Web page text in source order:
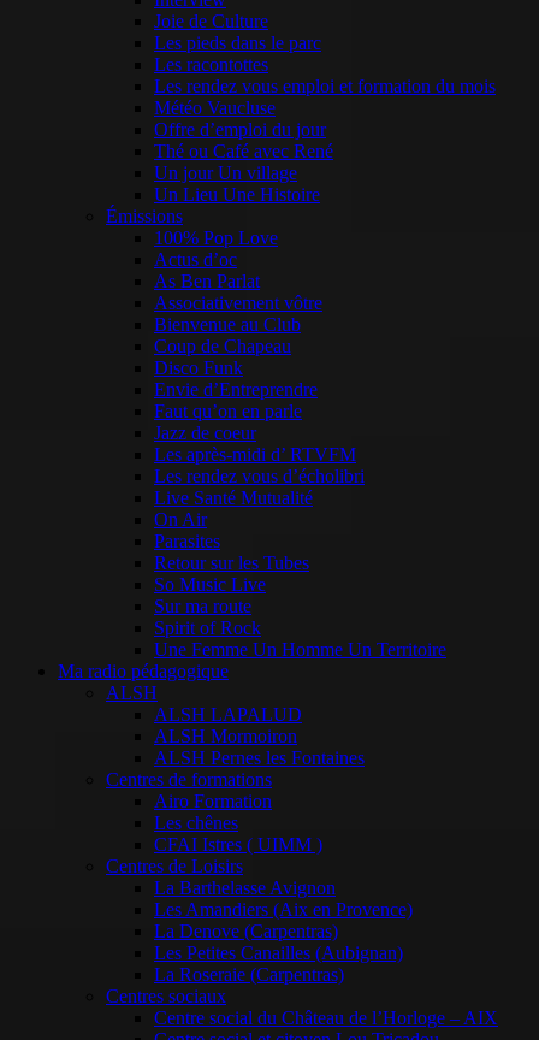
Joie de Culture
Les pieds dans le parc
Les racontottes
Les rendez vous emploi et formation du mois
Météo Vaucluse
Offre d’emploi du jour
Thé ou Café avec René
Un jour Un village
Un Lieu Une Histoire
Émissions
100% Pop Love
Actus d’oc
As Ben Parlat
Associativement vôtre
Bienvenue au Club
Coup de Chapeau
Disco Funk
Envie d’Entreprendre
Faut qu’on en parle
Jazz de coeur
Les après-midi d’ RTVFM
Les rendez vous d’écholibri
Live Santé Mutualité
On Air
Parasites
Retour sur les Tubes
So Music Live
Sur ma route
Spirit of Rock
Une Femme Un Homme Un Territoire
Ma radio pédagogique
ALSH
ALSH LAPALUD
ALSH Mormoiron
ALSH Pernes les Fontaines
Centres de formations
Airo Formation
Les chênes
CFAI Istres ( UIMM )
Centres de Loisirs
La Barthelasse Avignon
Les Amandiers (Aix en Provence)
La Denove (Carpentras)
Les Petites Canailles (Aubignan)
La Roseraie (Carpentras)
Centres sociaux
Centre social du Château de l’Horloge – AIX